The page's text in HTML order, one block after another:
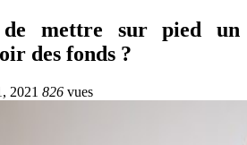
de mettre sur pied un
des fonds ?
2021 826 vues